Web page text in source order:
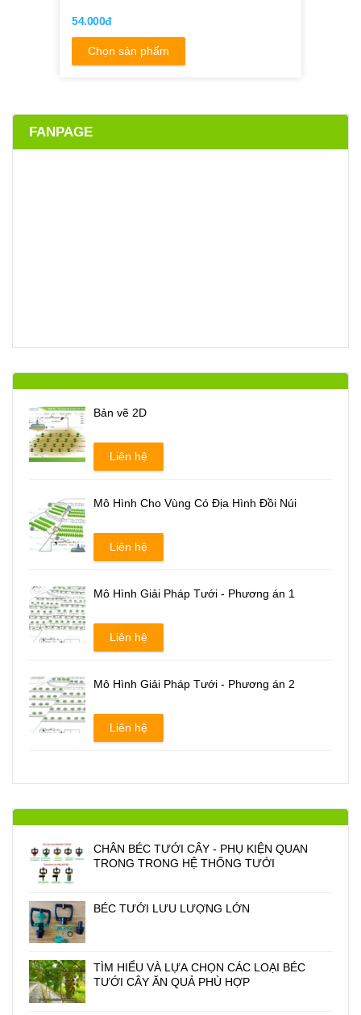
54.000đ
Chọn sản phẩm
FANPAGE
Bản vẽ 2D
Liên hệ
Mô Hình Cho Vùng Có Địa Hình Đồi Núi
Liên hệ
Mô Hình Giải Pháp Tưới - Phương án 1
Liên hệ
Mô Hình Giải Pháp Tưới - Phương án 2
Liên hệ
CHÂN BÉC TƯỚI CÂY - PHỤ KIỆN QUAN
TRONG TRONG HỆ THỐNG TƯỚI
BÉC TƯỚI LƯU LƯỢNG LỚN
TÌM HIỂU VÀ LỰA CHỌN CÁC LOẠI BÉC
TƯỚI CÂY ĂN QUẢ PHÙ HỢP